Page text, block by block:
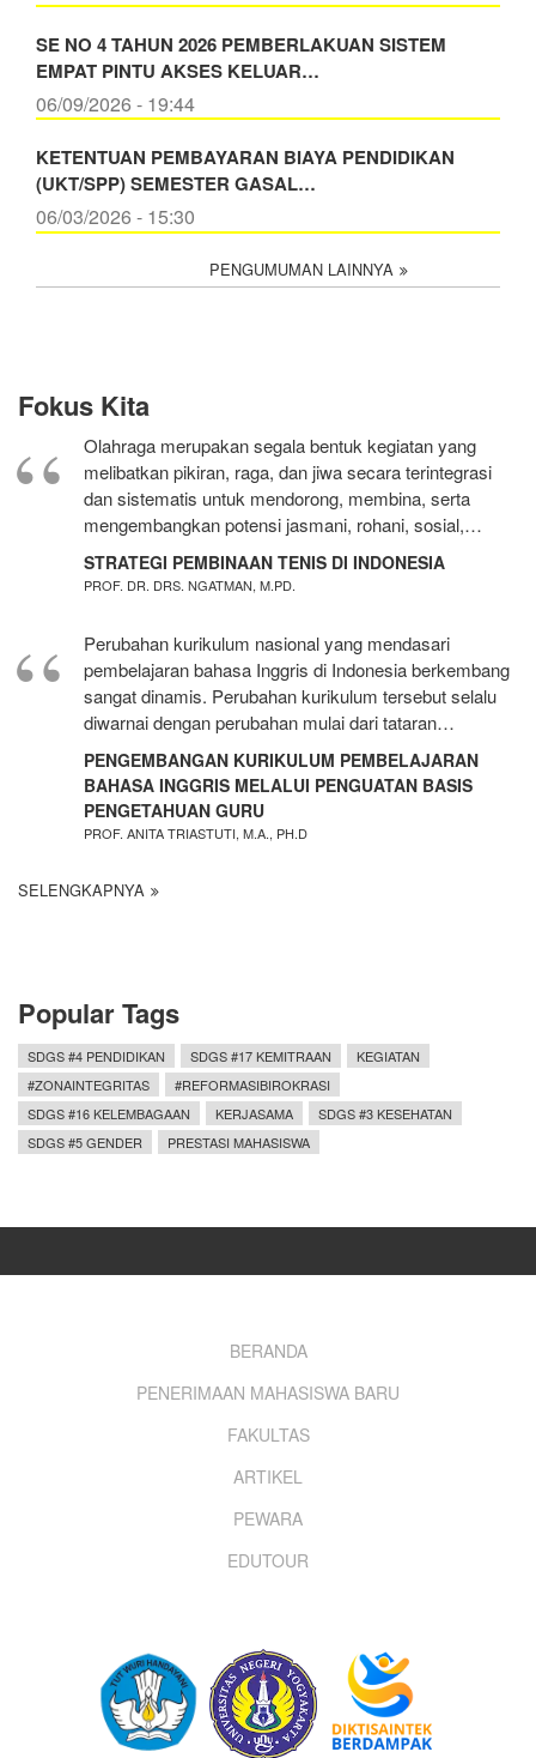
SE NO 4 TAHUN 2026 PEMBERLAKUAN SISTEM
EMPAT PINTU AKSES KELUAR…
06/09/2026 - 19:44
KETENTUAN PEMBAYARAN BIAYA PENDIDIKAN
(UKT/SPP) SEMESTER GASAL…
06/03/2026 - 15:30
PENGUMUMAN LAINNYA
Fokus Kita
Olahraga merupakan segala bentuk kegiatan yang
melibatkan pikiran, raga, dan jiwa secara terintegrasi
dan sistematis untuk mendorong, membina, serta
mengembangkan potensi jasmani, rohani, sosial,…
STRATEGI PEMBINAAN TENIS DI INDONESIA
PROF. DR. DRS. NGATMAN, M.PD.
Perubahan kurikulum nasional yang mendasari
pembelajaran bahasa Inggris di Indonesia berkembang
sangat dinamis. Perubahan kurikulum tersebut selalu
diwarnai dengan perubahan mulai dari tataran…
PENGEMBANGAN KURIKULUM PEMBELAJARAN
BAHASA INGGRIS MELALUI PENGUATAN BASIS
PENGETAHUAN GURU
PROF. ANITA TRIASTUTI, M.A., PH.D
SELENGKAPNYA
Popular Tags
SDGS #4 PENDIDIKAN SDGS #17 KEMITRAAN
KEGIATAN
#ZONAINTEGRITAS
#REFORMASIBIROKRASI
SDGS #16 KELEMBAGAAN
KERJASAMA
SDGS #3 KESEHATAN
SDGS #5 GENDER
PRESTASI MAHASISWA
BERANDA
PENERIMAAN MAHASISWA BARU
FAKULTAS
ARTIKEL
PEWARA
EDUTOUR